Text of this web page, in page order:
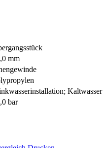
mm
Kaltwasser
bar